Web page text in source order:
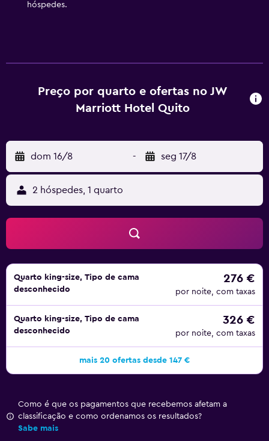
hóspedes.
Preço por quarto e ofertas no JW
Marriott Hotel Quito
dom 16/8 - seg 17/8
2 hóspedes, 1 quarto
Quarto king-size, Tipo de cama
desconhecido
276 €
por noite, com taxas
Quarto king-size, Tipo de cama
desconhecido
326 €
por noite, com taxas
mais 20 ofertas desde 147 €
Como é que os pagamentos que recebemos afetam a
classificação e como ordenamos os resultados?
Sabe mais